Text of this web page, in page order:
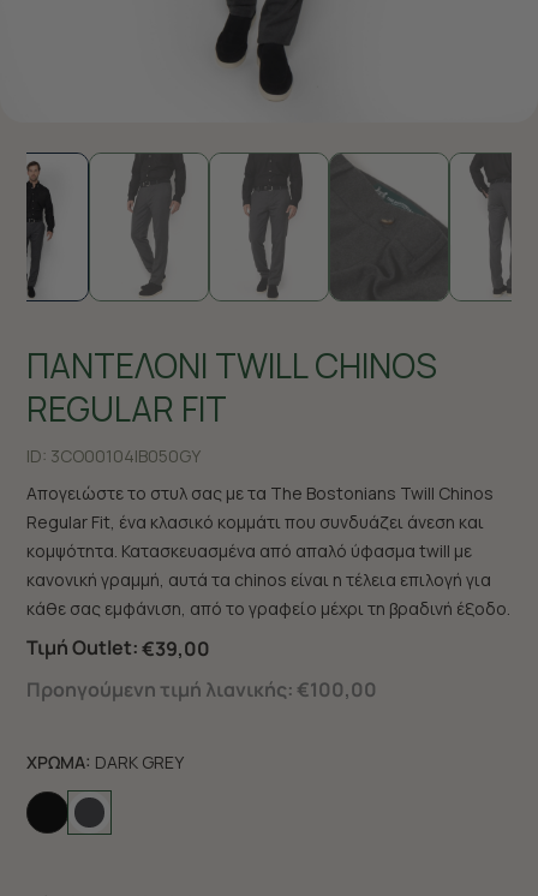
ΠΑΝΤΕΛΟΝΙ TWILL CHINOS
REGULAR FIT
ID: 3CO00104|B050GY
Απογειώστε το στυλ σας με τα The Bostonians Twill Chinos
Regular Fit, ένα κλασικό κομμάτι που συνδυάζει άνεση και
κομψότητα. Κατασκευασμένα από απαλό ύφασμα twill με
κανονική γραμμή, αυτά τα chinos είναι η τέλεια επιλογή για
κάθε σας εμφάνιση, από το γραφείο μέχρι τη βραδινή έξοδο.
Τιμή Outlet:€39,00
Προηγούμενη τιμή λιανικής: €100,00
ΧΡΩΜΑ: DARK GREY